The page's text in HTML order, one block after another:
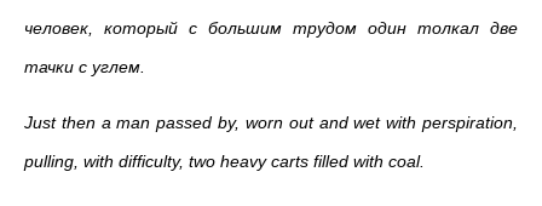
человек, который с большим трудом один толкал две
тачки с углем.
Just then a man passed by, worn out and wet with perspiration,
pulling, with difficulty, two heavy carts filled with coal.